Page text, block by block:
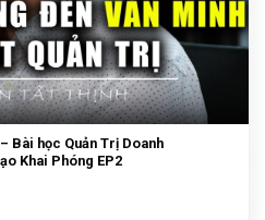
Bài học Quản Trị Doanh
Khai Phóng EP2